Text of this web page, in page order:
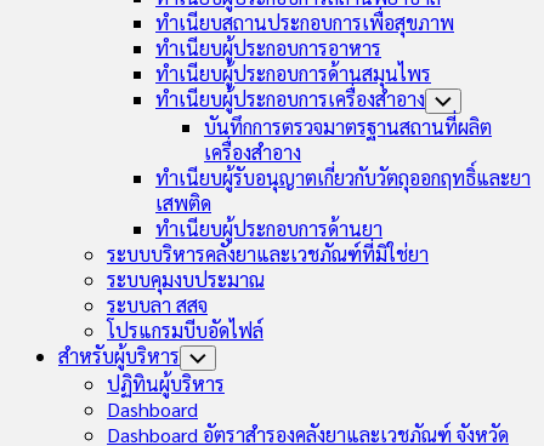
ทำเนียบสถานประกอบการเพื่อสุขภาพ
ทำเนียบผู้ประกอบการอาหาร
ทำเนียบผู้ประกอบการด้านสมุนไพร
ทำเนียบผู้ประกอบการเครื่องสำอาง Toggle
Child
Menu
บันทึกการตรวจมาตรฐานสถานที่ผลิต
เครื่องสำอาง
ทำเนียบผู้รับอนุญาตเกี่ยวกับวัตถุออกฤทธิ์และยา
เสพติด
ทำเนียบผู้ประกอบการด้านยา
ระบบบริหารคลังยาและเวชภัณฑ์ที่มิใช่ยา
ระบบคุมงบประมาณ
ระบบลา สสจ
โปรแกรมบีบอัดไฟล์
สำหรับผู้บริหาร Toggle
Child
Menu
ปฏิทินผู้บริหาร
Dashboard
Dashboard อัตราสำรองคลังยาและเวชภัณฑ์ จังหวัด